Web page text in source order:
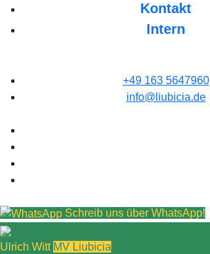
Kontakt
Intern
+49 163 5647960
info@liubicia.de
Schreib uns über WhatsApp!
Ulrich Witt MV Liubicia